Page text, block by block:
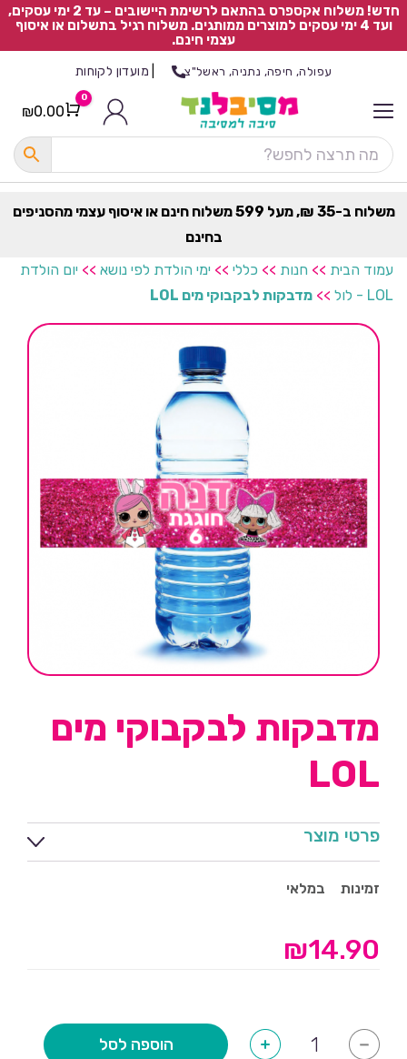
חדש! משלוח אקספרס בהתאם לרשימת היישובים – עד 2 ימי עסקים,
ועד 4 ימי עסקים למוצרים ממותגים. משלוח רגיל בתשלום או איסוף
עצמי חינם.
עפולה, חיפה, נתניה, ראשל"צ מועדון לקוחות
Cart
0
₪0.00
משלוח ב-35 ₪, מעל 599 משלוח חינם או איסוף עצמי מהסניפים
בחינם
עמוד הבית >> חנות >> כללי >> ימי הולדת לפי נושא >> יום הולדת
LOL - לול
>> מדבקות לבקבוקי מים LOL
מדבקות לבקבוקי מים
LOL
פרטי מוצר
זמינות במלאי
₪14.90
-
של
+ הוספה לסל